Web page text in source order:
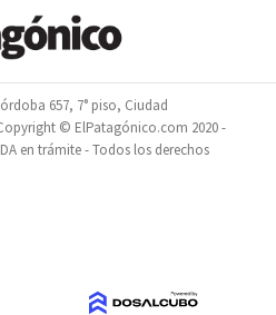
657, 7° piso, Ciudad
© ElPatagónico.com 2020 -
en trámite - Todos los derechos